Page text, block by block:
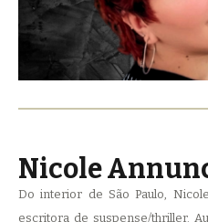
Nicole
Do interior de São Paulo,
escritora de suspense/thriller.